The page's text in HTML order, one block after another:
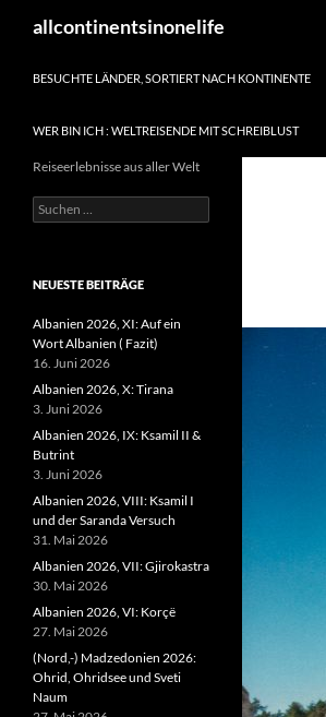
Inhaltallcontinentsinonelife
BESUCHTE LÄNDER, SORTIERT NACH KONTINENTE
WER BIN ICH : WELTREISENDE MIT SCHREIBLUST
Reiseerlebnisse aus aller Welt
Suchen
nach:
NEUESTE BEITRÄGE
Albanien 2026, XI: Auf ein
Wort Albanien ( Fazit)
16. Juni 2026
Albanien 2026, X: Tirana
3. Juni 2026
Albanien 2026, IX: Ksamil II &
Butrint
3. Juni 2026
Albanien 2026, VIII: Ksamil I
und der Saranda Versuch
31. Mai 2026
Albanien 2026, VII: Gjirokastra
30. Mai 2026
Albanien 2026, VI: Korçë
27. Mai 2026
(Nord,-) Madzedonien 2026:
Ohrid, Ohridsee und Sveti
Naum